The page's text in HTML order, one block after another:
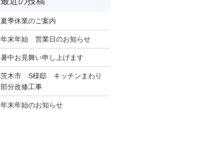
夏季休業のご案内
年末年始 営業日のお知らせ
暑中お見舞い申し上げます
茨木市 S様邸 キッチンまわり
部分改修工事
年末年始のお知らせ